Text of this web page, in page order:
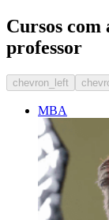
Cursos com
professor
chevron_left
MBA